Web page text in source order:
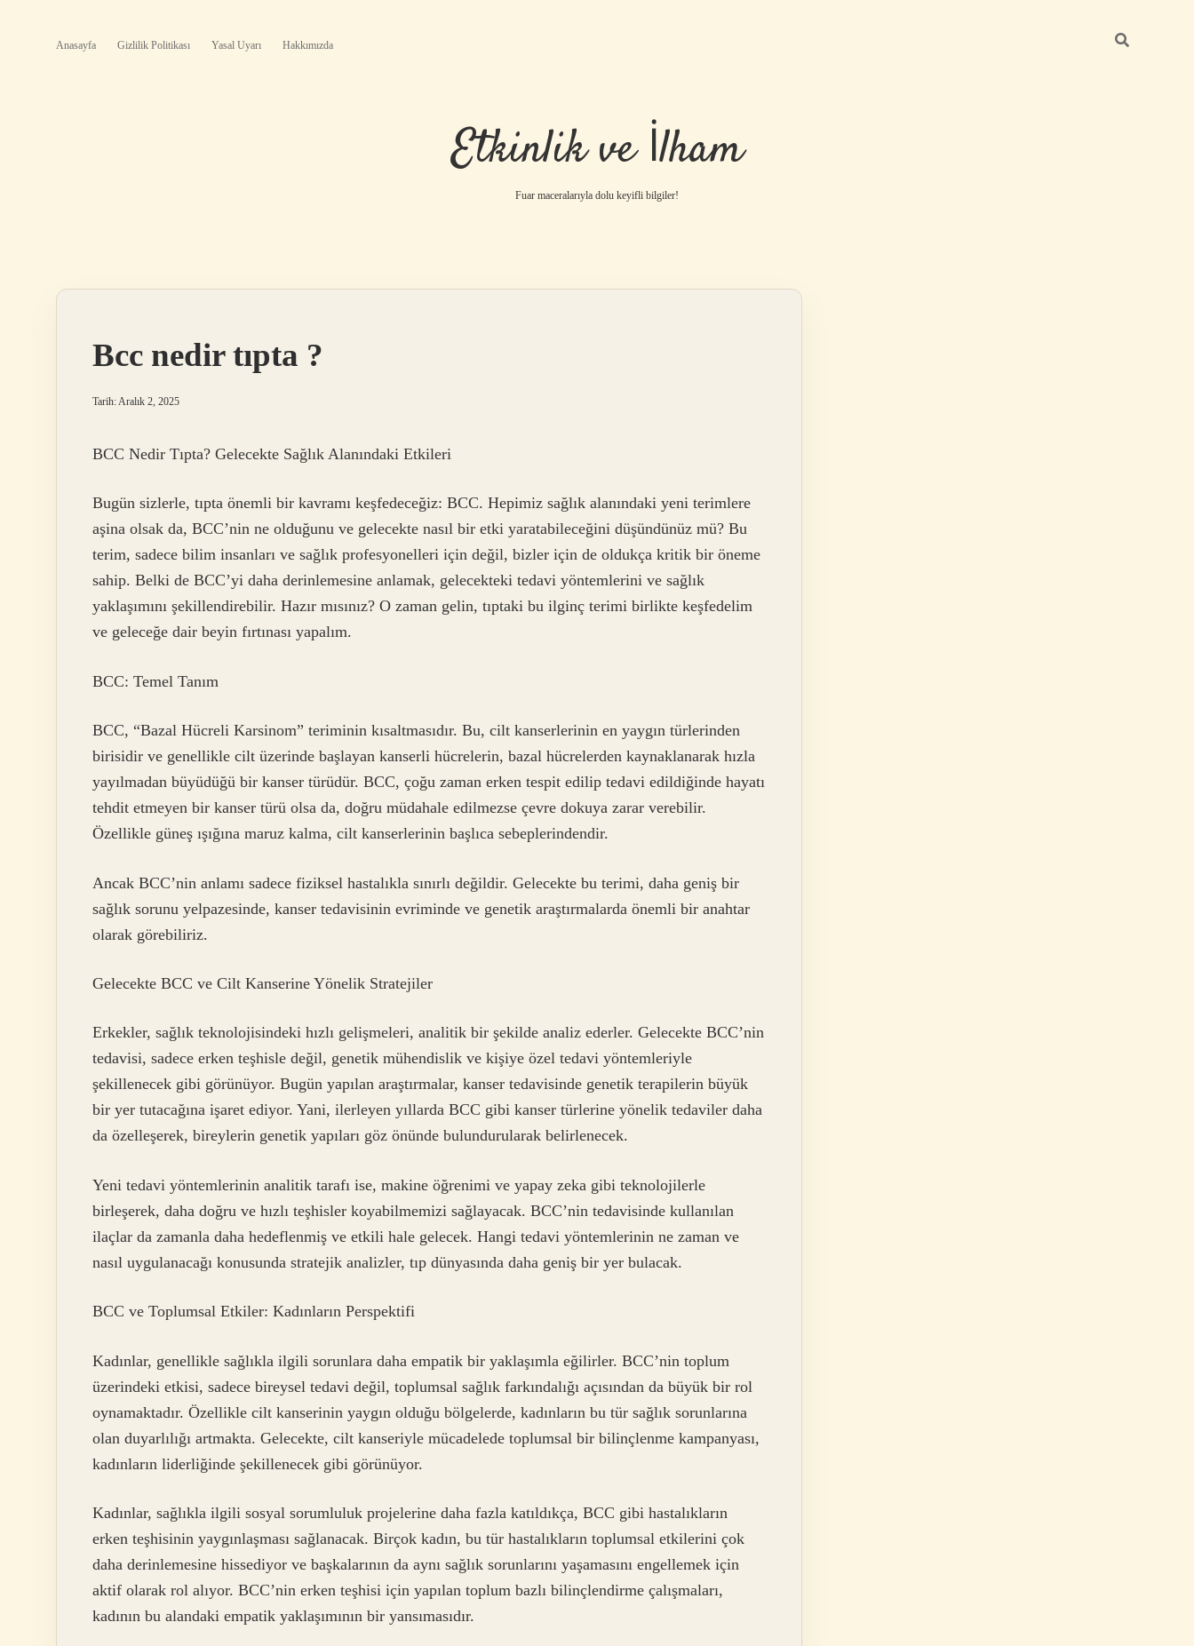
Anasayfa Gizlilik Politikası Yasal Uyarı Hakkımızda
Etkinlik ve İlham
Fuar maceralarıyla dolu keyifli bilgiler!
Bcc nedir tıpta ?
Tarih: Aralık 2, 2025
BCC Nedir Tıpta? Gelecekte Sağlık Alanındaki Etkileri
Bugün sizlerle, tıpta önemli bir kavramı keşfedeceğiz: BCC. Hepimiz sağlık alanındaki yeni terimlere
aşina olsak da, BCC’nin ne olduğunu ve gelecekte nasıl bir etki yaratabileceğini düşündünüz mü? Bu
terim, sadece bilim insanları ve sağlık profesyonelleri için değil, bizler için de oldukça kritik bir öneme
sahip. Belki de BCC’yi daha derinlemesine anlamak, gelecekteki tedavi yöntemlerini ve sağlık
yaklaşımını şekillendirebilir. Hazır mısınız? O zaman gelin, tıptaki bu ilginç terimi birlikte keşfedelim
ve geleceğe dair beyin fırtınası yapalım.
BCC: Temel Tanım
BCC, “Bazal Hücreli Karsinom” teriminin kısaltmasıdır. Bu, cilt kanserlerinin en yaygın türlerinden
birisidir ve genellikle cilt üzerinde başlayan kanserli hücrelerin, bazal hücrelerden kaynaklanarak hızla
yayılmadan büyüdüğü bir kanser türüdür. BCC, çoğu zaman erken tespit edilip tedavi edildiğinde hayatı
tehdit etmeyen bir kanser türü olsa da, doğru müdahale edilmezse çevre dokuya zarar verebilir.
Özellikle güneş ışığına maruz kalma, cilt kanserlerinin başlıca sebeplerindendir.
Ancak BCC’nin anlamı sadece fiziksel hastalıkla sınırlı değildir. Gelecekte bu terimi, daha geniş bir
sağlık sorunu yelpazesinde, kanser tedavisinin evriminde ve genetik araştırmalarda önemli bir anahtar
olarak görebiliriz.
Gelecekte BCC ve Cilt Kanserine Yönelik Stratejiler
Erkekler, sağlık teknolojisindeki hızlı gelişmeleri, analitik bir şekilde analiz ederler. Gelecekte BCC’nin
tedavisi, sadece erken teşhisle değil, genetik mühendislik ve kişiye özel tedavi yöntemleriyle
şekillenecek gibi görünüyor. Bugün yapılan araştırmalar, kanser tedavisinde genetik terapilerin büyük
bir yer tutacağına işaret ediyor. Yani, ilerleyen yıllarda BCC gibi kanser türlerine yönelik tedaviler daha
da özelleşerek, bireylerin genetik yapıları göz önünde bulundurularak belirlenecek.
Yeni tedavi yöntemlerinin analitik tarafı ise, makine öğrenimi ve yapay zeka gibi teknolojilerle
birleşerek, daha doğru ve hızlı teşhisler koyabilmemizi sağlayacak. BCC’nin tedavisinde kullanılan
ilaçlar da zamanla daha hedeflenmiş ve etkili hale gelecek. Hangi tedavi yöntemlerinin ne zaman ve
nasıl uygulanacağı konusunda stratejik analizler, tıp dünyasında daha geniş bir yer bulacak.
BCC ve Toplumsal Etkiler: Kadınların Perspektifi
Kadınlar, genellikle sağlıkla ilgili sorunlara daha empatik bir yaklaşımla eğilirler. BCC’nin toplum
üzerindeki etkisi, sadece bireysel tedavi değil, toplumsal sağlık farkındalığı açısından da büyük bir rol
oynamaktadır. Özellikle cilt kanserinin yaygın olduğu bölgelerde, kadınların bu tür sağlık sorunlarına
olan duyarlılığı artmakta. Gelecekte, cilt kanseriyle mücadelede toplumsal bir bilinçlenme kampanyası,
kadınların liderliğinde şekillenecek gibi görünüyor.
Kadınlar, sağlıkla ilgili sosyal sorumluluk projelerine daha fazla katıldıkça, BCC gibi hastalıkların
erken teşhisinin yaygınlaşması sağlanacak. Birçok kadın, bu tür hastalıkların toplumsal etkilerini çok
daha derinlemesine hissediyor ve başkalarının da aynı sağlık sorunlarını yaşamasını engellemek için
aktif olarak rol alıyor. BCC’nin erken teşhisi için yapılan toplum bazlı bilinçlendirme çalışmaları,
kadının bu alandaki empatik yaklaşımının bir yansımasıdır.